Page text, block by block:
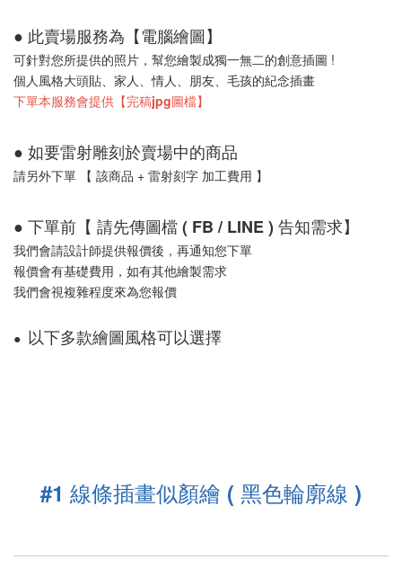
● 此賣場服務為【電腦繪圖】
可針對您所提供的照片，幫您繪製成獨一無二的創意插圖 !
個人風格大頭貼、家人、情人、朋友、毛孩的紀念插畫
下單本服務會提供 【完稿jpg圖檔】
● 如要雷射雕刻於賣場中的商品
請另外下單 【 該商品 + 雷射刻字 加工費用 】
● 下單前【 請先傳圖檔 ( FB / LINE ) 告知需求】
我們會請設計師提供報價後，再通知您下單
報價會有基礎費用，如有其他繪製需求
我們會視複雜程度來為您報價
● 以下多款繪圖風格可以選擇
#1 線條插畫似顏繪 ( 黑色輪廓線 )